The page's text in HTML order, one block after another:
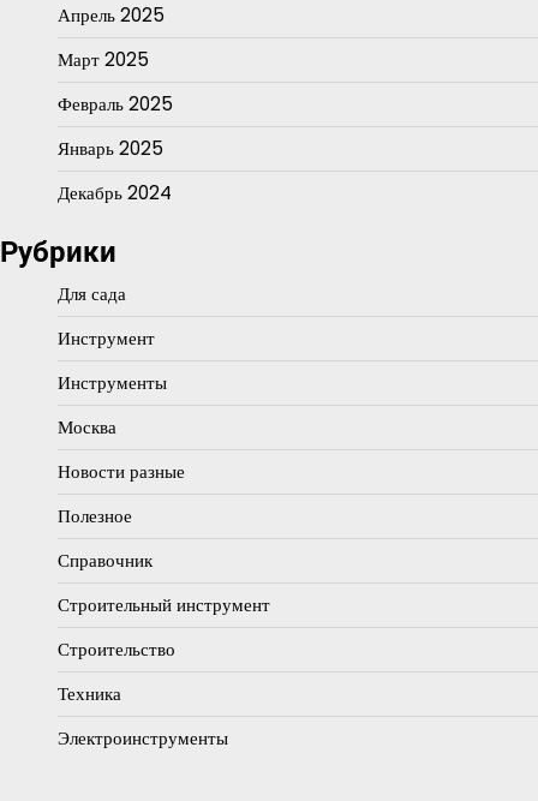
Апрель 2025
Март 2025
Февраль 2025
Январь 2025
Декабрь 2024
Рубрики
Для сада
Инструмент
Инструменты
Москва
Новости разные
Полезное
Справочник
Строительный инструмент
Строительство
Техника
Электроинструменты